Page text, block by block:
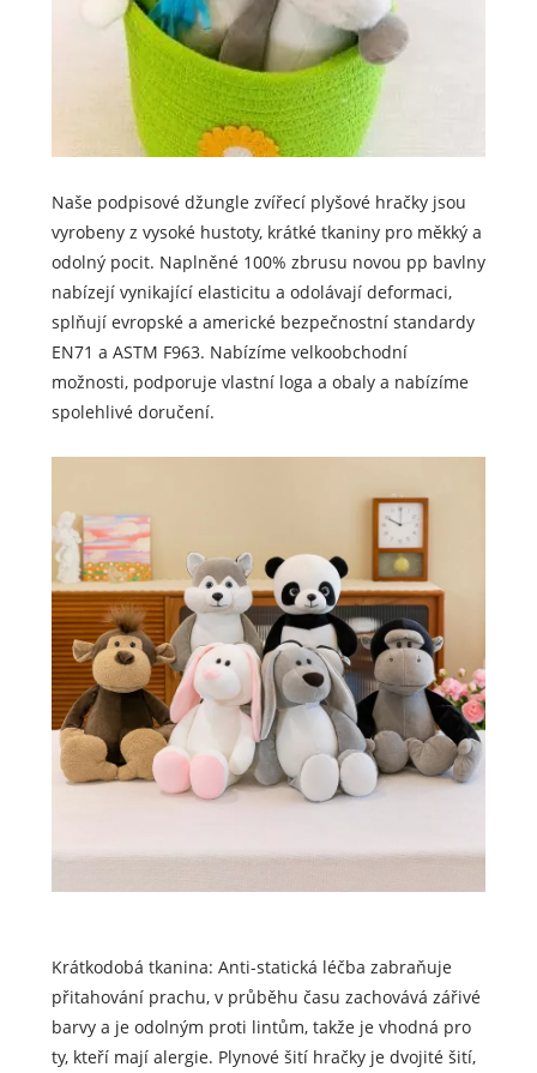
Naše podpisové džungle zvířecí plyšové hračky jsou
vyrobeny z vysoké hustoty, krátké tkaniny pro měkký a
odolný pocit. Naplněné 100% zbrusu novou pp bavlny
nabízejí vynikající elasticitu a odolávají deformaci,
splňují evropské a americké bezpečnostní standardy
EN71 a ASTM F963. Nabízíme velkoobchodní
možnosti, podporuje vlastní loga a obaly a nabízíme
spolehlivé doručení.
Krátkodobá tkanina: Anti-statická léčba zabraňuje
přitahování prachu, v průběhu času zachovává zářivé
barvy a je odolným proti lintům, takže je vhodná pro
ty, kteří mají alergie. Plynové šití hračky je dvojité šití,